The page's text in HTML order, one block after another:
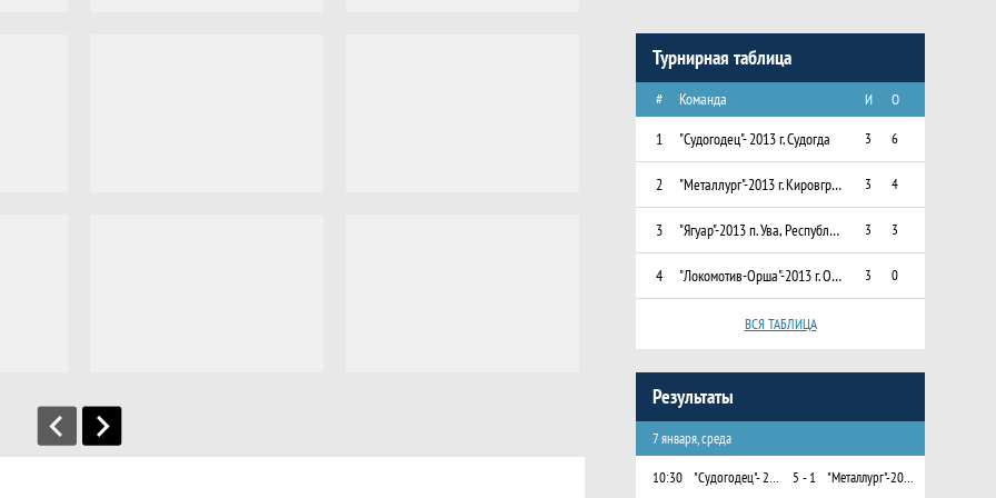
Турнирная таблица
# Команда И О
1 "Судогодец"- 2013 г. Судогда 3 6
2 "Металлург"-2013 г. Кировград, Свердловская область 3 4
3 "Ягуар"-2013 п. Ува, Республика Удмуртия 3 3
4 "Локомотив-Орша"-2013 г. Орша, Беларусь 3 0
ВСЯ ТАБЛИЦА
Результаты
7 января, среда
10:30 "Судогодец"- 2013 г. Судогда 5 - 1 "Металлург"-2013 г. Кировград, Свердловская область